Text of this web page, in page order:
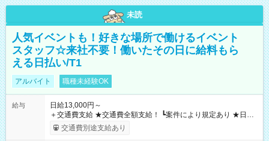
未読
人気イベントも！好きな場所で働けるイベント
スタッフ☆来社不要！働いたその日に給料もら
える日払い/T1
アルバイト 職種未経験OK
給与
日給13,000円～
＋交通費支給 ★交通費全額支給！ ┗案件により規定あり ★日払
いOK！（規定あり） ┗働いたその日に現金GET♪ お仕事後はコ
ンビニATMから 日払い分を引き落とせます！ 【試用期間】試
交通費別途支給あり